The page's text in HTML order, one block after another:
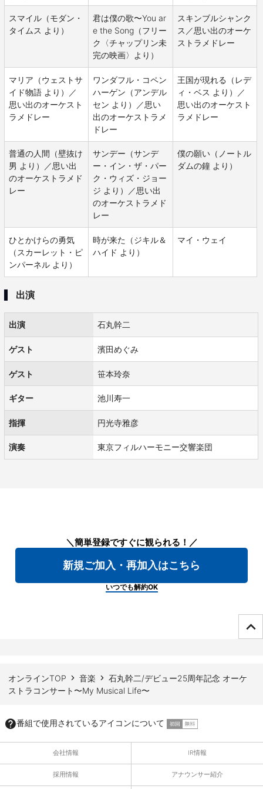
スマイル（モダン・
タイムス より）
君は僕の歌〜You ar
e the Song（フリー
ク〈チャップリン未
完の映画〉より）
スキンブルシャンク
ス／思い出のオーケ
ストラメドレー
マリア（ウェストサ
イド物語 より）／
思い出のオーケスト
ラメドレー
ワンダフル・コペン
ハーゲン（アンデル
セン より）／思い
出のオーケストラメ
ドレー
王国が現れる（レデ
ィ・ベス より）／
思い出のオーケスト
ラメドレー
普通の人間（壁抜け
男 より）／思い出
のオーケストラメド
レー
サンデー（サンデ
ー・イン・ザ・パー
ク・ウィズ・ジョー
ジ より）／思い出
のオーケストラメド
レー
僕の願い（ノートル
ダムの鐘 より）
ひとかけらの勇気
（スカーレット・ピ
ンパーネル より）
時が来た（ジキル＆
ハイド より）
マイ・ウェイ
出演
出演 石丸幹二
ゲスト 濱田めぐみ
ゲスト 笹本玲奈
ギター 池川寿一
指揮 円光寺雅彦
演奏 東京フィルハーモニー交響楽団
＼簡単登録ですぐに観られる！／
新規ご加入・再加入はこちら
いつでも解約OK
オンラインTOP 音楽
石丸幹二/デビュー25周年記念 オーケ
ストラコンサート〜My Musical Life〜
番組で使用されているアイコンについて
会社情報 IR情報
採用情報 アナウンサー紹介